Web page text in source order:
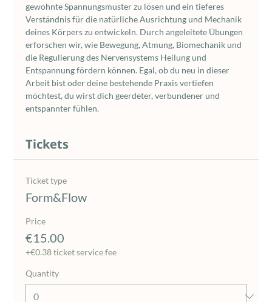
gewohnte Spannungsmuster zu lösen und ein tieferes
Verständnis für die natürliche Ausrichtung und Mechanik
deines Körpers zu entwickeln. Durch angeleitete Übungen
erforschen wir, wie Bewegung, Atmung, Biomechanik und
die Regulierung des Nervensystems Heilung und
Entspannung fördern können. Egal, ob du neu in dieser
Arbeit bist oder deine bestehende Praxis vertiefen
möchtest, du wirst dich geerdeter, verbundener und
entspannter fühlen.
Tickets
Ticket type
Form&Flow
Price
€15.00
+€0.38 ticket service fee
Quantity